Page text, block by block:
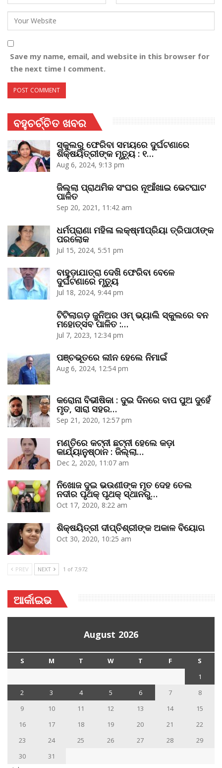
Save my name, email, and website in this browser for
the next time I comment.
ବହୁଚର୍ଚ୍ଚିତ ଖବର
ସ୍କୁଲରୁ ଫେରିବା ସମୟରେ ଦୁର୍ଘଟଣାରେ
ଶିକ୍ଷୟିତ୍ରୀଙ୍କ ମୃତ୍ୟୁ : ୧…
Aug 6, 2024, 9:13 pm
ଜିଲ୍ଲା ପ୍ରାଥମିକ ସଂଘର ନୂଆଁଖାଇ ଭେଟଘାଟ
ପାଳିତ
Sep 20, 2021, 11:42 am
ଧର୍ମପ୍ରାଣା ମହିଳା ଲକ୍ଷ୍ମୀପ୍ରିୟା ତ୍ରିପାଠୀଙ୍କ
ପରଲୋକ
Jul 15, 2024, 5:51 pm
ବାହୁଡ଼ାଯାତ୍ରା ଦେଖି ଫେରିବା ବେଳେ
ଦୁର୍ଘଟଣାରେ ମୃତ୍ୟୁ
Jul 18, 2024, 9:44 pm
ଟିଟିଲାଗଡ଼ ଜୁନିଅର ଓମ୍‌ ଭ୍ୟାଲି ସ୍କୁଲରେ ବନ
ମହୋତ୍ସବ ପାଳିତ :…
Jul 7, 2023, 12:34 pm
ପଞ୍ଚଭୂତରେ ଲୀନ ହେଲେ ନିମାଇଁ
Aug 6, 2024, 12:54 pm
କରୋନା ବିଭୀଷିକା : ଦୁଇ ଦିନରେ ବାପ ପୁଅ ଦୁହେଁ
ମୃତ, ସାରା ସହର…
Sep 21, 2020, 12:57 pm
ମଣ୍ତିରେ କଟ୍‌ନୀ ଛଟ୍‌ନୀ ହେଲେ କଡ଼ା
କାର୍ଯ୍ୟାନୁଷ୍ଠାନ : ଜିଲ୍ଲା…
Dec 2, 2020, 11:07 am
ନିଖୋଜ ଦୁଇ ଭଉଣୀଙ୍କ ମୃତ ଦେହ ତେଲ
ନଦୀର ପୃଥକ୍‌ ପୃଥକ୍‌ ସ୍ଥାନରୁ…
Oct 17, 2020, 8:22 am
ଶିକ୍ଷୟିତ୍ରୀ ଦୀପ୍ତିଶ୍ରୀଙ୍କ ଅକାଳ ବିୟୋଗ
Oct 30, 2020, 10:25 am
PREV NEXT 1 of 7,972
ଆର୍କାଇଭ
August 2026
S M T W T F
S
1
2
3 4 5 6 7
8
9
10 11 12 13 14
15
16
17 18 19 20 21
22
23
24 25 26 27 28
29
30
31